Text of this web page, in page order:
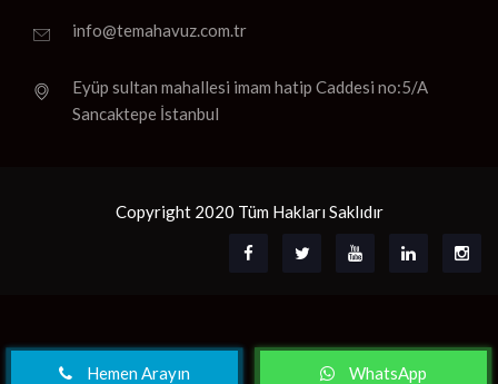
info@temahavuz.com.tr
Eyüp sultan mahallesi imam hatip Caddesi no:5/A
Sancaktepe İstanbul
Copyright 2020 Tüm Hakları Saklıdır
Hemen Arayın WhatsApp